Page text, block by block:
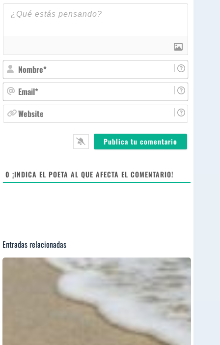
o
m
b
r
m
ie
0 ¡INDICA EL POETA AL QUE AFECTA EL COMENTARIO!
Entradas relacionadas